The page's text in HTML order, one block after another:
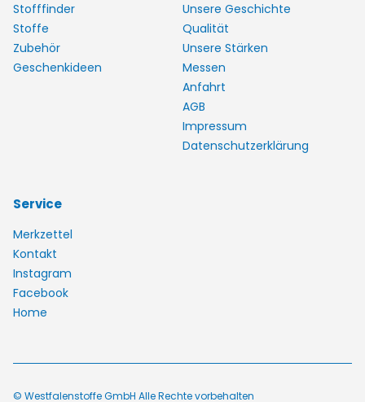
Stofffinder
Stoffe
Zubehör
Geschenkideen
Unsere Geschichte
Qualität
Unsere Stärken
Messen
Anfahrt
AGB
Impressum
Datenschutzerklärung
Service
Merkzettel
Kontakt
Instagram
Facebook
Home
© Westfalenstoffe GmbH Alle Rechte vorbehalten